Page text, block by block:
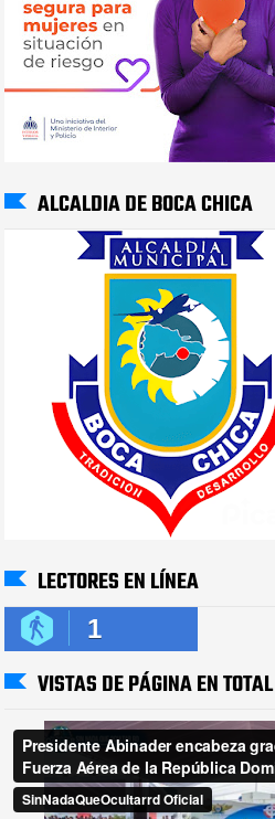
ALCALDIA DE BOCA CHICA
LECTORES EN LÍNEA
1
VISTAS DE PÁGINA EN TOTAL